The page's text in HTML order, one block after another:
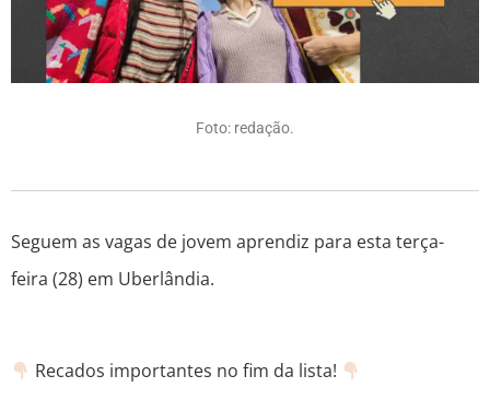
Foto: redação.
Seguem as vagas de jovem aprendiz para esta terça-
feira (28) em Uberlândia.
Recados importantes no fim da lista!